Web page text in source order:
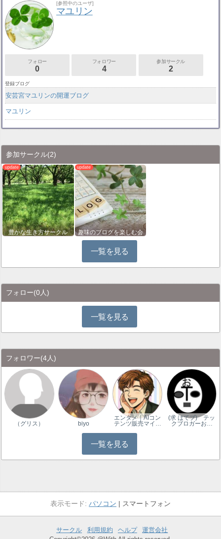
[参照中のユーザ]
マユリン
フォロー
0
フォロワー
4
参加サークル
2
登録ブログ
安芸宮マユリンの開運ブログ
マユリン
参加サークル(2)
豊かな生き方サークル 趣味のブログを楽しむ会
一覧を見る
フォロー(0人)
一覧を見る
フォロワー(4人)
（グリス） biyo
エンタメ｜AIコン
テンツ販売マイ…
(求 はてブ) テッ
クブロガーお…
一覧を見る
パソコン スマートフォン
サークル 利用規約 ヘルプ
運営会社